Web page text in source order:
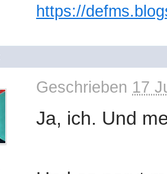
https://
Geschrieben 17
Ja, ich. Und